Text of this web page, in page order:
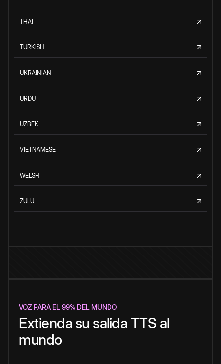
THAI
TURKISH
UKRAINIAN
URDU
UZBEK
VIETNAMESE
WELSH
ZULU
VOZ PARA EL 99% DEL MUNDO
Extienda su salida TTS al
mundo